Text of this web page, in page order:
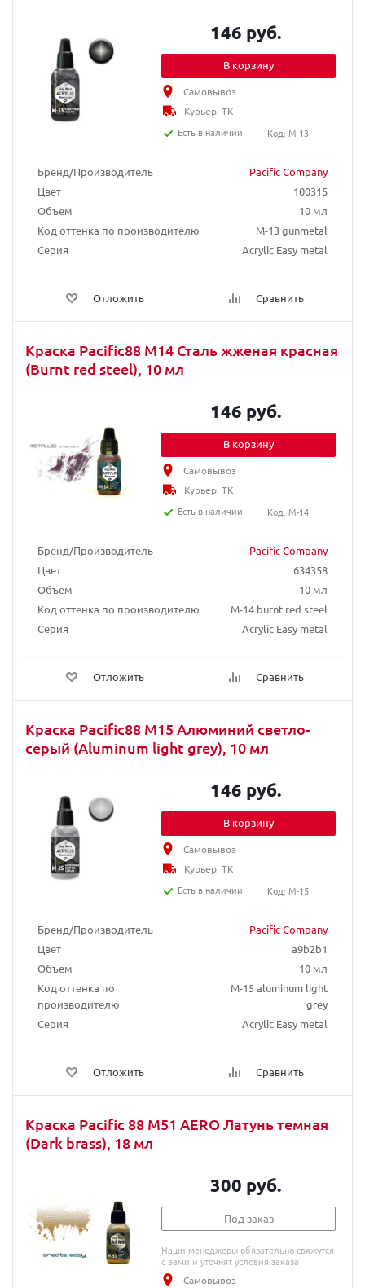
Бренд/Производитель
Pacific Company
Цвет
100315
Объем
10 мл
Код оттенка по производителю
M-13 gunmetal
Серия
Acrylic Easy metal
Отложить Сравнить
146 руб.
В корзину
Самовывоз
Курьер, ТК
Есть в наличии
Код: M-13
Краска Pacific88 М14 Сталь жженая красная
(Burnt red steel), 10 мл
Бренд/Производитель
Pacific Company
Цвет
634358
Объем
10 мл
Код оттенка по производителю
M-14 burnt red steel
Серия
Acrylic Easy metal
Отложить Сравнить
146 руб.
В корзину
Самовывоз
Курьер, ТК
Есть в наличии
Код: M-14
Краска Pacific88 М15 Алюминий светло-
серый (Aluminum light grey), 10 мл
Бренд/Производитель
Pacific Company
Цвет
a9b2b1
Объем
10 мл
Код оттенка по
производителю
M-15 aluminum light
grey
Серия
Acrylic Easy metal
Отложить Сравнить
146 руб.
В корзину
Самовывоз
Курьер, ТК
Есть в наличии
Код: M-15
Краска Pacific 88 M51 AERO Латунь темная
(Dark brass), 18 мл
300 руб.
Под заказ
Наши менеджеры обязательно свяжутся
с вами и уточнят условия заказа
Самовывоз